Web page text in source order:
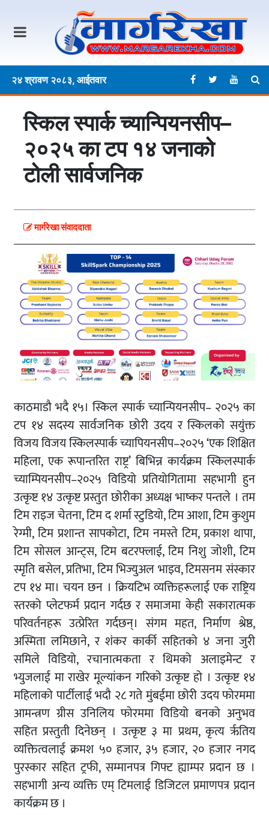
२४ श्रावण २०८३, आईतवार
स्किल स्पार्क च्यान्पियनसीप–
२०२५ का टप १४ जनाको
टोली सार्वजनिक
मार्गरेखा संवाददाता
काठमाडौ भदै १५। स्किल स्पार्क च्यान्पियनसीप– २०२५ का
टप १४ सदस्य सार्वजनिक छोरी उदय र स्किलको सयुंक्त
विजय विजय स्किलस्पार्क च्यापियनसीप–२०२५ ‘एक शिक्षित
महिला, एक रूपान्तरित राष्ट्र’ बिभिन्न कार्यक्रम स्किलस्पार्क
च्याम्पियनसीप–२०२५ विडियो प्रतियोगितामा सहभागी हुन
उत्कृष्ट १४ उत्कृष्ट प्रस्तुत छोरीका अध्यक्ष भाष्कर पन्तले । तम
टिम राइज चेतना, टिम द शर्मा स्टुडियो, टिम आशा, टिम कुशुम
रेग्मी, टिम प्रशान्त सापकोटा, टिम नमस्ते टिम, प्रकाश थापा,
टिम सोसल आन्ट्स, टिम बटरफ्लाई, टिम निशु जोशी, टिम
स्मृति बसेल, प्रतिभा, टिम भिज्युअल भाइव, टिमसनम संस्कार
टप १४ मा। चयन छन । क्रियटिभ व्यक्तिहरूलाई एक राष्ट्रिय
स्तरको प्लेटफर्म प्रदान गर्दछ र समाजमा केही सकारात्मक
परिवर्तनहरू उत्प्रेरित गर्दछन्। संगम महत, निर्माण श्रेष्ठ,
अस्मिता लमिछाने, र शंकर कार्की सहितको ४ जना जुरी
समिले विडियो, रचानात्मकता र थिमको अलाइमेन्ट र
भ्युजलाई मा राखेर मूल्यांकन गरिको उत्कृष्ट हो । उत्कृष्ट १४
महिलाको पार्टीलाई भदौ २८ गते मुंबईमा छोरी उदय फोरममा
आमन्त्रण ग्रीस उनिलिय फोरममा विडियो बनको अनुभव
सहित प्रस्तुती दिनेछन् । उत्कृष्ट ३ मा प्रथम, कृत्य रृतिय
व्यक्तित्वलाई क्रमश ५० हजार, ३५ हजार, २० हजार नगद
पुरस्कार सहित ट्रफी, सम्मानपत्र गिफ्ट ह्याम्पर प्रदान छ ।
सहभागी अन्य व्यक्ति एम् टिमलाई डिजिटल प्रमाणपत्र प्रदान
कार्यक्रम छ ।